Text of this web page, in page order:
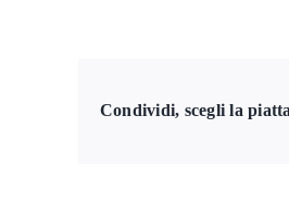
Condividi, scegli la